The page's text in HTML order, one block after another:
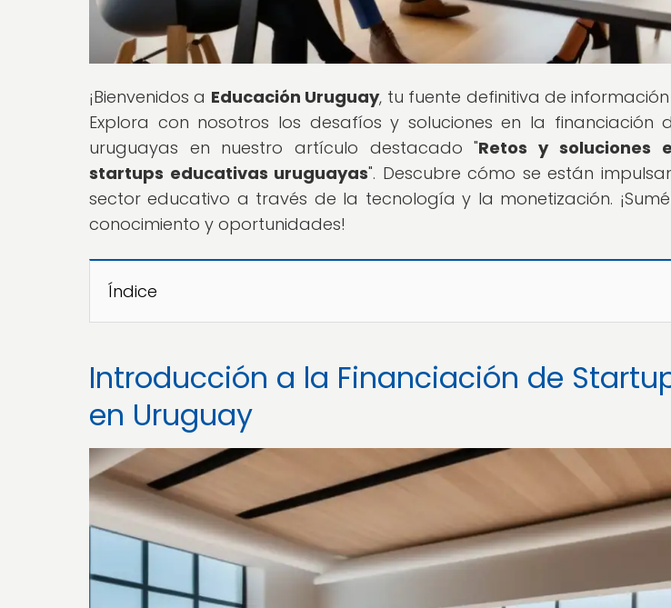
¡Bienvenidos a Educación Uruguay, tu fuente definitiva de
Explora con nosotros los desafíos y soluciones en la financiación
uruguayas en nuestro artículo destacado "Retos y soluciones
startups educativas uruguayas". Descubre cómo se están
sector educativo a través de la tecnología y la monetización.
conocimiento y oportunidades!
Índice
Introducción a la Financiación de
en Uruguay